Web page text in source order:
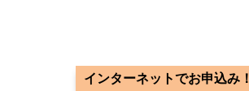
インターネットでお申込み！